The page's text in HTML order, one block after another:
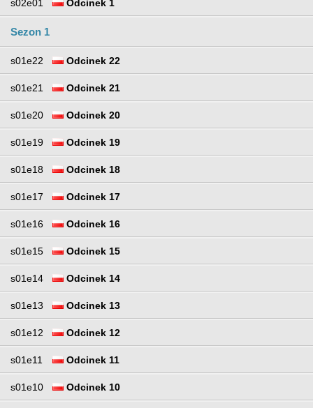
s02e01 Odcinek 1
Sezon 1
s01e22 Odcinek 22
s01e21 Odcinek 21
s01e20 Odcinek 20
s01e19 Odcinek 19
s01e18 Odcinek 18
s01e17 Odcinek 17
s01e16 Odcinek 16
s01e15 Odcinek 15
s01e14 Odcinek 14
s01e13 Odcinek 13
s01e12 Odcinek 12
s01e11 Odcinek 11
s01e10 Odcinek 10